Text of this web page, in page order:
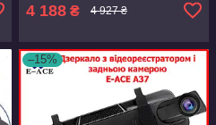
4 188 ₴ 4 927 ₴
–15%